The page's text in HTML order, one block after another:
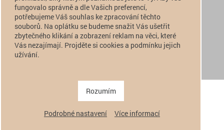
 info@alfatactical.cz
verze pro PC
fungovalo správně a dle Vašich preferencí,
potřebujeme Váš souhlas ke zpracování těchto
souborů. Na oplátku se budeme snažit Vás ušetřit
zbytečného klikání a zobrazení reklam na věci, které
Vás nezajímají. Projděte si cookies a podmínku jejich
užívání.
Rozumím
Podrobné nastavení Více informací